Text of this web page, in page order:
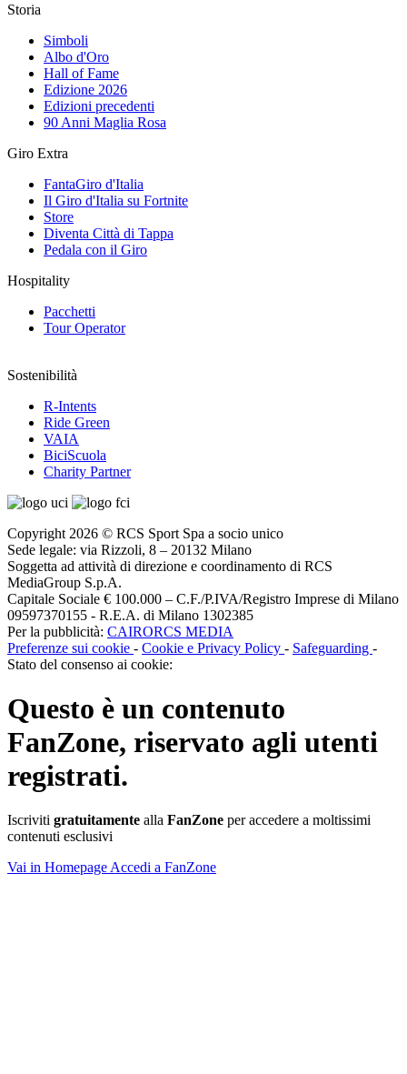
Storia
Simboli
Albo d'Oro
Hall of Fame
Edizione 2026
Edizioni precedenti
90 Anni Maglia Rosa
Giro Extra
FantaGiro d'Italia
Il Giro d'Italia su Fortnite
Store
Diventa Città di Tappa
Pedala con il Giro
Hospitality
Pacchetti
Tour Operator
Sostenibilità
R-Intents
Ride Green
VAIA
BiciScuola
Charity Partner
Copyright 2026 © RCS Sport Spa a socio unico
Sede legale: via Rizzoli, 8 – 20132 Milano
Soggetta ad attività di direzione e coordinamento di RCS
MediaGroup S.p.A.
Capitale Sociale € 100.000 – C.F./P.IVA/Registro Imprese di Milano
09597370155 - R.E.A. di Milano 1302385
Per la pubblicità: CAIRORCS MEDIA
Preferenze sui cookie - Cookie e Privacy Policy - Safeguarding -
Stato del consenso ai cookie:
Questo è un contenuto
FanZone, riservato agli utenti
registrati.
Iscriviti gratuitamente alla FanZone per accedere a moltissimi
contenuti esclusivi
Vai in Homepage Accedi a FanZone